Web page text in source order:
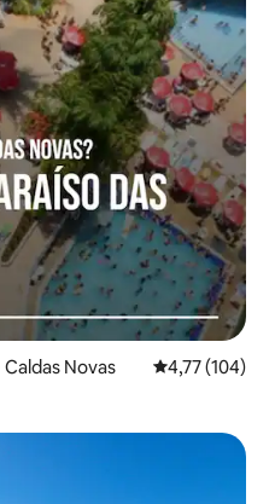
Novas Évaluation
4,77 (104)